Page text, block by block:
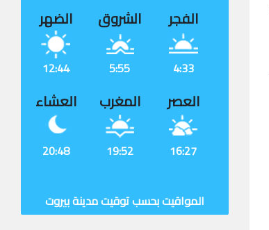
الفجر
4:33
الشروق
5:55
الضهر
12:44
العصر
16:27
المغرب
19:52
العشاء
20:48
المواقيت بحسب توقيت مدينة بيروت